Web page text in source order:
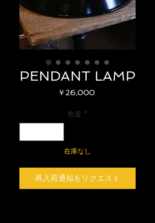
PENDANT LAMP
￥26,000価
数量 *
在庫なし
再入荷通知をリクエスト